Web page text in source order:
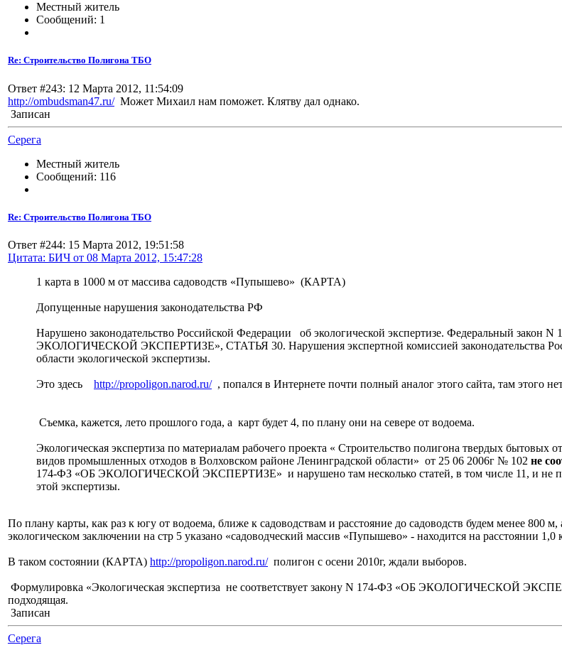
Местный житель
Сообщений: 1
Re: Строительство Полигона ТБО
Ответ #243: 12 Марта 2012, 11:54:09
http://ombudsman47.ru/Может Михаил нам поможет. Клятву дал однако.
Записан
Серега
Местный житель
Сообщений: 116
Re: Строительство Полигона ТБО
Ответ #244: 15 Марта 2012, 19:51:58
Цитата: БИЧ от 08 Марта 2012, 15:47:28
1 карта в 1000 м от массива садоводств «Пупышево» (КАРТА)
Допущенные нарушения законодательства РФ
Нарушено законодательство Российской Федерации об экологической экспертизе. Федеральный закон
ЭКОЛОГИЧЕСКОЙ ЭКСПЕРТИЗЕ», СТАТЬЯ 30. Нарушения экспертной комиссией законодательства
области экологической экспертизы.
Это здесь http://propoligon.narod.ru/, попался в Интернете почти полный аналог этого сайта, там этого
Съемка, кажется, лето прошлого года, а карт будет 4, по плану они на севере от водоема.
Экологическая экспертиза по материалам рабочего проекта « Строительство полигона твердых бытовых
видов промышленных отходов в Волховском районе Ленинградской области» от 25 06 2006г № 102 не
174-ФЗ «ОБ ЭКОЛОГИЧЕСКОЙ ЭКСПЕРТИЗЕ» и нарушено там несколько статей, в том числе 11, и не
этой экспертизы.
По плану карты, как раз к югу от водоема, ближе к садоводствам и расстояние до садоводств будем менее 800 м,
экологическом заключении на стр 5 указано «садоводческий массив «Пупышево» - находится на расстоянии 1,0
В таком состоянии (КАРТА) http://propoligon.narod.ru/полигон с осени 2010г, ждали выборов.
Формулировка «Экологическая экспертиза не соответствует закону N 174-ФЗ «ОБ ЭКОЛОГИЧЕСКОЙ
подходящая.
Записан
Серега